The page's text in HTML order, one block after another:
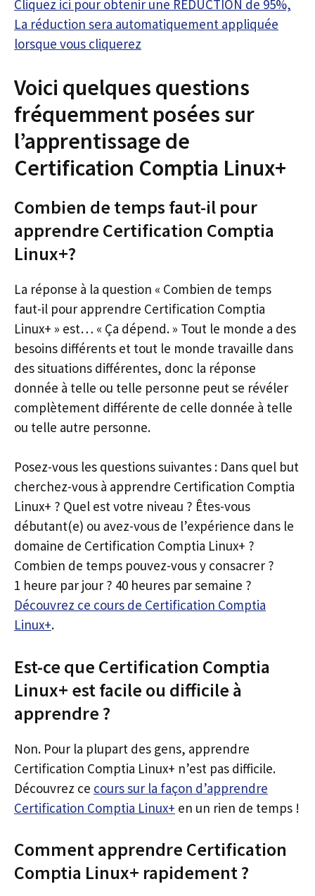
Cliquez ici pour obtenir une RÉDUCTION de 95%,
La réduction sera automatiquement appliquée
lorsque vous cliquerez
Voici quelques questions
fréquemment posées sur
l’apprentissage de
Certification Comptia Linux+
Combien de temps faut-il pour
apprendre Certification Comptia
Linux+?
La réponse à la question « Combien de temps
faut-il pour apprendre Certification Comptia
Linux+ » est… « Ça dépend. » Tout le monde a des
besoins différents et tout le monde travaille dans
des situations différentes, donc la réponse
donnée à telle ou telle personne peut se révéler
complètement différente de celle donnée à telle
ou telle autre personne.
Posez-vous les questions suivantes : Dans quel but
cherchez-vous à apprendre Certification Comptia
Linux+ ? Quel est votre niveau ? Êtes-vous
débutant(e) ou avez-vous de l’expérience dans le
domaine de Certification Comptia Linux+ ?
Combien de temps pouvez-vous y consacrer ?
1 heure par jour ? 40 heures par semaine ?
Découvrez ce cours de Certification Comptia
Linux+.
Est-ce que Certification Comptia
Linux+ est facile ou difficile à
apprendre ?
Non. Pour la plupart des gens, apprendre
Certification Comptia Linux+ n’est pas difficile.
Découvrez ce cours sur la façon d’apprendre
Certification Comptia Linux+ en un rien de temps !
Comment apprendre Certification
Comptia Linux+ rapidement ?